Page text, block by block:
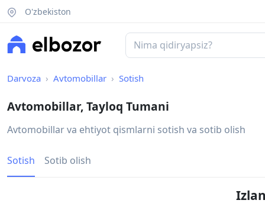
O'zbekiston
Darvoza Avtomobillar Sotish
Avtomobillar, Tayloq Tumani
Avtomobillar va ehtiyot qismlarni sotish va sotib olish
Sotish Sotib olish